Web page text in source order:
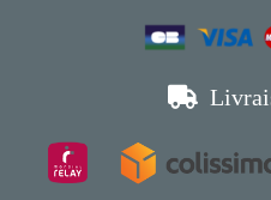
